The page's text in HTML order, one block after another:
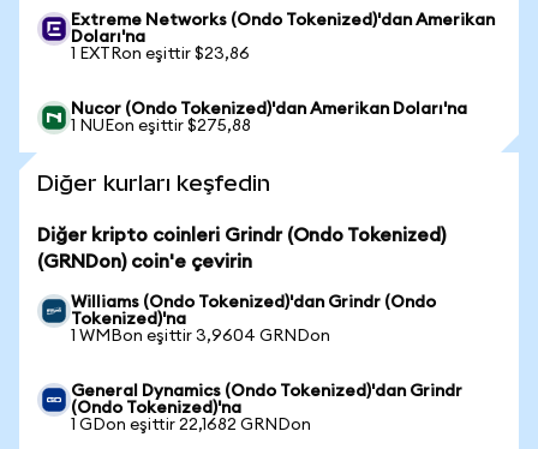
Extreme Networks (Ondo Tokenized)'dan Amerikan
Doları'na
1 EXTRon eşittir $23,86
Nucor (Ondo Tokenized)'dan Amerikan Doları'na
1 NUEon eşittir $275,88
Diğer kurları keşfedin
Diğer kripto coinleri Grindr (Ondo Tokenized)
(GRNDon) coin'e çevirin
Williams (Ondo Tokenized)'dan Grindr (Ondo
Tokenized)'na
1 WMBon eşittir 3,9604 GRNDon
General Dynamics (Ondo Tokenized)'dan Grindr
(Ondo Tokenized)'na
1 GDon eşittir 22,1682 GRNDon